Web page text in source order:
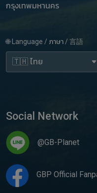
กรุงเทพมหานคร
🌐 Language / ภาษา / 言語
Social Network
@GB-Planet
GBP Official